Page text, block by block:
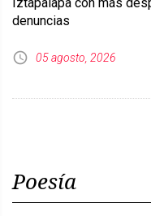
denuncias
05 agosto, 2026
Poesía